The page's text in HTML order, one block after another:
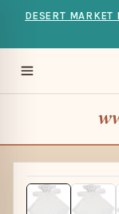
DESERT MARKET